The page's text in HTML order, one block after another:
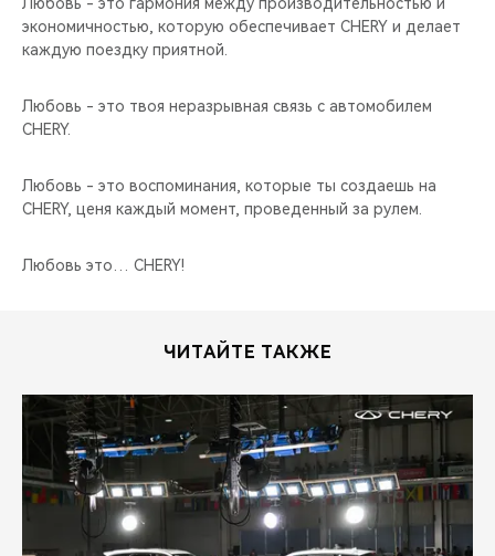
экономичностью, которую обеспечивает CHERY и делает
каждую поездку приятной.
Любовь - это твоя неразрывная связь с автомобилем
CHERY.
Любовь - это воспоминания, которые ты создаешь на
CHERY, ценя каждый момент, проведенный за рулем.
Любовь это… CHERY!
ЧИТАЙТЕ ТАКЖЕ